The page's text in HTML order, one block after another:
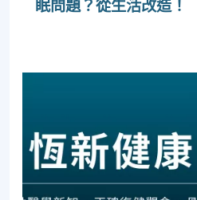
眠問題？從生活改造！